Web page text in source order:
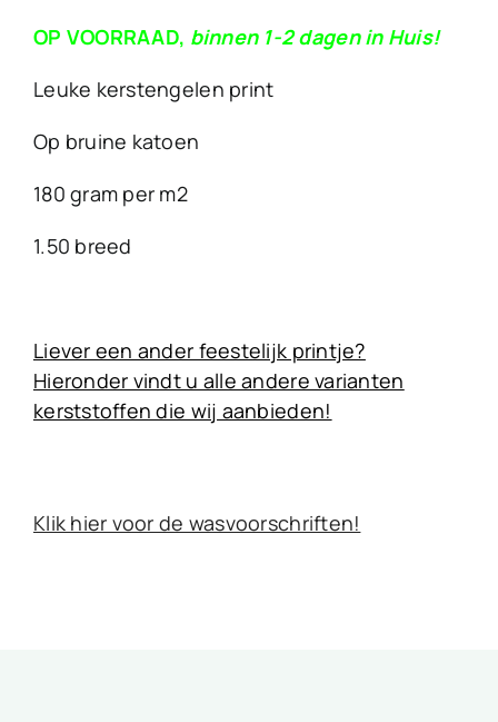
OP VOORRAAD, binnen 1-2 dagen in Huis!
Leuke kerstengelen print
Op bruine katoen
180 gram per m2
1.50 breed
Liever een ander feestelijk printje?
Hieronder vindt u alle andere varianten
kerststoffen die wij aanbieden!
Klik hier voor de wasvoorschriften!